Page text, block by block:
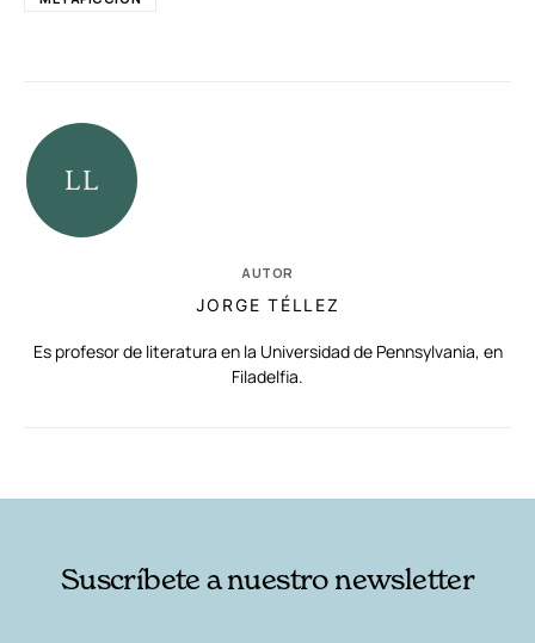
AUTOR
JORGE TÉLLEZ
Es profesor de literatura en la Universidad de Pennsylvania, en
Filadelfia.
Suscríbete a nuestro newsletter